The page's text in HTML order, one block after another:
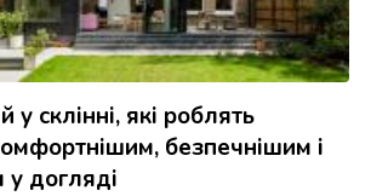
у склінні, які роблять
безпечнішим і
у догляді